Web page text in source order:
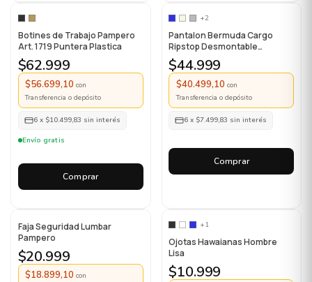
Botines de Trabajo Pampero
Art. 1719 Puntera Plastica
$62.999
$56.699,10 con
Transferencia o depósito
6 x $10.499,83 sin interés
Envío gratis
Comprar
+2
Pantalon Bermuda Cargo
Ripstop Desmontable
Trekking
$44.999
$40.499,10 con
Transferencia o depósito
6 x $7.499,83 sin interés
Comprar
Faja Seguridad Lumbar
Pampero
$20.999
$18.899,10 con
+1
Ojotas Hawaianas Hombre
Lisa
$10.999